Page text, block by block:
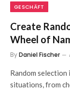
GESCHÄFT
Create
Wheel of
ByDaniel Fischer
Random
situations, from